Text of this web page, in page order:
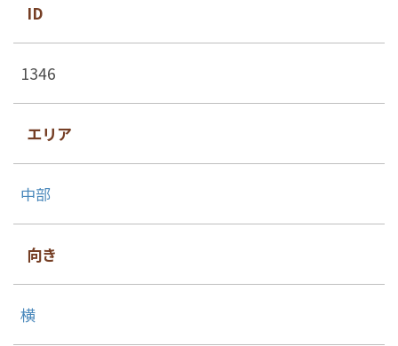
ID
1346
エリア
中部
向き
横